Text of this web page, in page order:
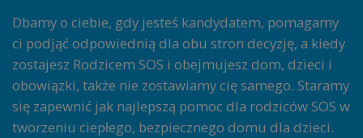
Dbamy o ciebie, gdy jesteś kandydatem, pomagamy
ci podjąć odpowiednią dla obu stron decyzję, a kiedy
zostajesz Rodzicem SOS i obejmujesz dom, dzieci i
obowiązki, także nie zostawiamy cię samego. Staramy
się zapewnić jak najlepszą pomoc dla rodziców SOS w
tworzeniu ciepłego, bezpiecznego domu dla dzieci.